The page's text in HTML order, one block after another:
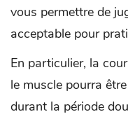
vous permettre de
acceptable pour
En particulier, la
le muscle pourra
durant la période